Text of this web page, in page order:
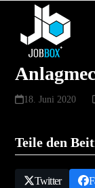
content
Open
mobile
menu
Close
mobile
menu
18. Juni 2020
Teile den
Twitter